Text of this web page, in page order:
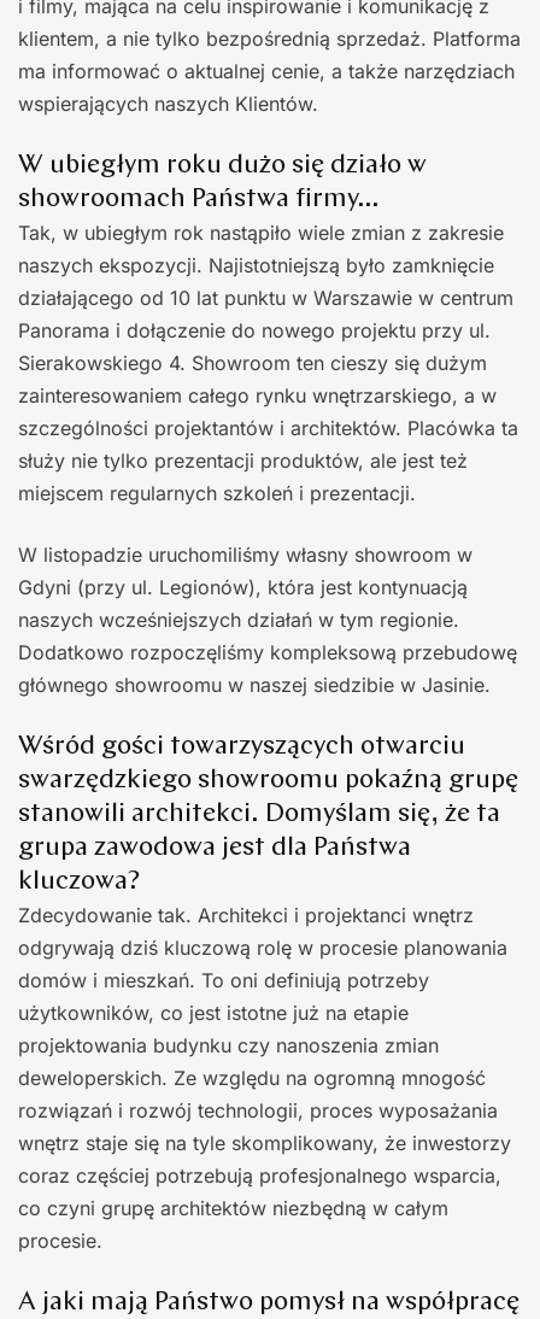
i filmy, mająca na celu inspirowanie i komunikację z
klientem, a nie tylko bezpośrednią sprzedaż. Platforma
ma informować o aktualnej cenie, a także narzędziach
wspierających naszych Klientów.
W ubiegłym roku dużo się działo w
showroomach Państwa firmy…
Tak, w ubiegłym rok nastąpiło wiele zmian z zakresie
naszych ekspozycji. Najistotniejszą było zamknięcie
działającego od 10 lat punktu w Warszawie w centrum
Panorama i dołączenie do nowego projektu przy ul.
Sierakowskiego 4. Showroom ten cieszy się dużym
zainteresowaniem całego rynku wnętrzarskiego, a w
szczególności projektantów i architektów. Placówka ta
służy nie tylko prezentacji produktów, ale jest też
miejscem regularnych szkoleń i prezentacji.
W listopadzie uruchomiliśmy własny showroom w
Gdyni (przy ul. Legionów), która jest kontynuacją
naszych wcześniejszych działań w tym regionie.
Dodatkowo rozpoczęliśmy kompleksową przebudowę
głównego showroomu w naszej siedzibie w Jasinie.
Wśród gości towarzyszących otwarciu
swarzędzkiego showroomu pokaźną grupę
stanowili architekci. Domyślam się, że ta
grupa zawodowa jest dla Państwa
kluczowa?
Zdecydowanie tak. Architekci i projektanci wnętrz
odgrywają dziś kluczową rolę w procesie planowania
domów i mieszkań. To oni definiują potrzeby
użytkowników, co jest istotne już na etapie
projektowania budynku czy nanoszenia zmian
deweloperskich. Ze względu na ogromną mnogość
rozwiązań i rozwój technologii, proces wyposażania
wnętrz staje się na tyle skomplikowany, że inwestorzy
coraz częściej potrzebują profesjonalnego wsparcia,
co czyni grupę architektów niezbędną w całym
procesie.
A jaki mają Państwo pomysł na współpracę